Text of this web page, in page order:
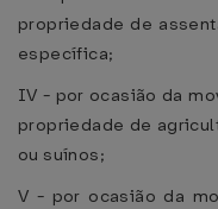
propriedade de
específica;
IV - por ocasião da
propriedade de
ou suínos;
V - por ocasião da